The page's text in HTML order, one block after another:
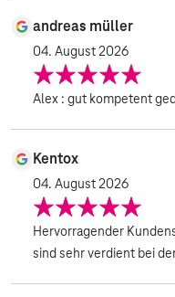
andreas müller
04. August 2026
Alex : gut kompetent
Kentox
04. August 2026
Hervorragender
sind sehr verdient bei